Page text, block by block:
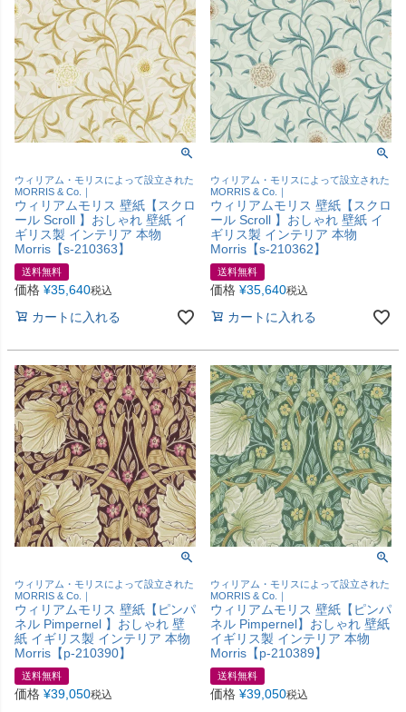
ウィリアム・モリスによって設立された
MORRIS & Co.｜
ウィリアムモリス 壁紙【スクロ
ール Scroll 】おしゃれ 壁紙 イ
ギリス製 インテリア 本物
Morris【s-210363】
送料無料
価格 ¥35,640税込
カートに入れる
ウィリアム・モリスによって設立された
MORRIS & Co.｜
ウィリアムモリス 壁紙【スクロ
ール Scroll 】おしゃれ 壁紙 イ
ギリス製 インテリア 本物
Morris【s-210362】
送料無料
価格 ¥35,640税込
カートに入れる
ウィリアム・モリスによって設立された
MORRIS & Co.｜
ウィリアムモリス 壁紙【ピンパ
ネル Pimpernel 】おしゃれ 壁
紙 イギリス製 インテリア 本物
Morris【p-210390】
送料無料
価格 ¥39,050税込
ウィリアム・モリスによって設立された
MORRIS & Co.｜
ウィリアムモリス 壁紙【ピンパ
ネル Pimpernel】おしゃれ 壁紙
イギリス製 インテリア 本物
Morris【p-210389】
送料無料
価格 ¥39,050税込